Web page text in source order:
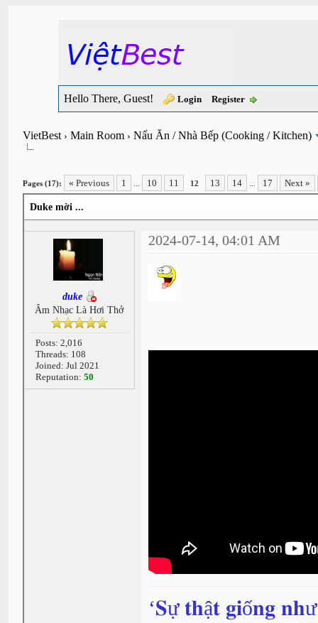
Hello There, Guest! Login Register
VietBest›Main Room ›Nấu Ăn / Nhà Bếp (Cooking / Kitchen)
Pages (17): « Previous 1 10 11 12 13 14 17 Next »
Duke mời ...
duke
Âm Nhạc Là Hơi Thở
Posts: 2,016
Threads: 108
Joined: Jul 2021
Reputation: 50
2024-07-14, 04:01 AM
‘𝐒ự 𝐭𝐡ậ𝐭 𝐠𝐢ố𝐧𝐠